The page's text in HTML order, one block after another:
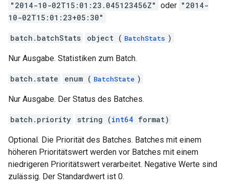
"2014-10-02T15:01:23.045123456Z" oder "2014-
10-02T15:01:23+05:30"
batch.batchStats object ( BatchStats )
Nur Ausgabe. Statistiken zum Batch.
batch.state enum ( BatchState )
Nur Ausgabe. Der Status des Batches.
batch.priority string (int64 format)
Optional. Die Priorität des Batches. Batches mit einem
höheren Prioritätswert werden vor Batches mit einem
niedrigeren Prioritätswert verarbeitet. Negative Werte sind
zulässig. Der Standardwert ist 0.